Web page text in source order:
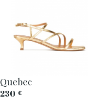
Quebec
230 €